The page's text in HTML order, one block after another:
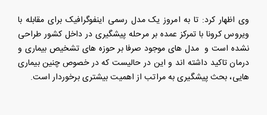
وی اظهار کرد: تا به امروز یک مدل رسمی اینفوگرافیک برای مقابله با
ویروس کرونا با تمرکز عمده بر مرحله پیشگیری در داخل کشور طراحی
نشده است و مدل های موجود صرفا بر حوزه های تشخیص بیماری و
درمان تاکید داشته اند و این در حالیست که در خصوص چنین بیماری
هایی، بحث پیشگیری به مراتب از اهمیت بیشتری برخوردار است.